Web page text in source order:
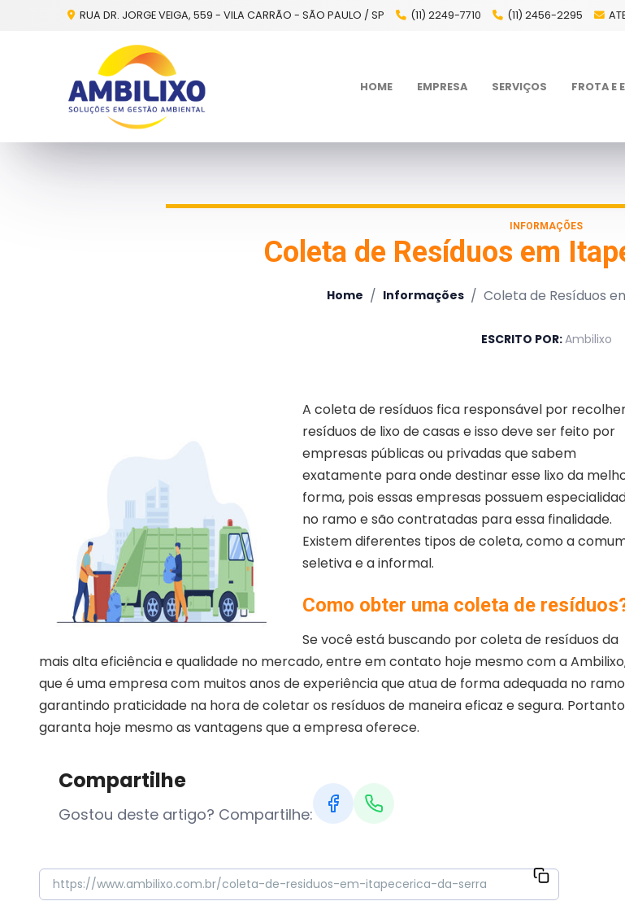
RUA DR. JORGE VEIGA, 559 - VILA CARRÃO - SÃO PAULO / SP (11) 2249-7710 (11) 2456-2295
HOME EMPRESA SERVIÇOS FROTA E
INFORMAÇÕES
Coleta de Resíduos em
Home / Informações / Coleta de Resíduos
ESCRITO POR:Ambilixo
A coleta de resíduos fica responsável por
resíduos de lixo de casas e isso deve ser feito por
empresas públicas ou privadas que sabem
exatamente para onde destinar esse lixo da
forma, pois essas empresas possuem
no ramo e são contratadas para essa finalidade.
Existem diferentes tipos de coleta, como a
seletiva e a informal.
Como obter uma coleta de
Se você está buscando por coleta de resíduos da
mais alta eficiência e qualidade no mercado, entre em contato hoje mesmo com a
que é uma empresa com muitos anos de experiência que atua de forma adequada no
garantindo praticidade na hora de coletar os resíduos de maneira eficaz e segura.
garanta hoje mesmo as vantagens que a empresa oferece.
Compartilhe
Gostou deste artigo? Compartilhe: